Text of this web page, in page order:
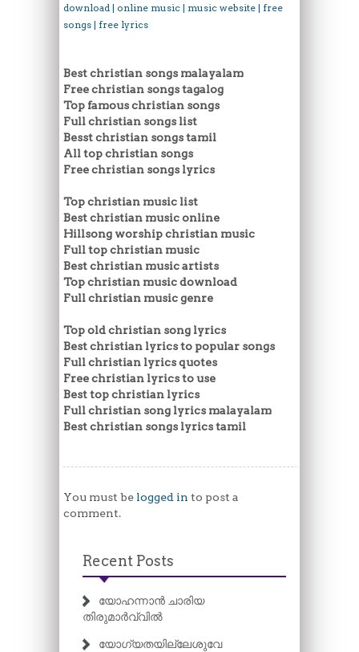
download | online music | music website | free
songs | free lyrics
Best christian songs malayalam
Free christian songs tagalog
Top famous christian songs
Full christian songs list
Besst christian songs tamil
All top christian songs
Free christian songs lyrics
Top christian music list
Best christian music online
Hillsong worship christian music
Full top christian music
Best christian music artists
Top christian music download
Full christian music genre
Top old christian song lyrics
Best christian lyrics to popular songs
Full christian lyrics quotes
Free christian lyrics to use
Best top christian lyrics
Full christian song lyrics malayalam
Best christian songs lyrics tamil
You must be logged in to post a
comment.
Recent Posts
യോഹന്നാൻ ചാരിയ
തിരുമാർവ്വിൽ
യോഗ്യതയില്ലേശുവേ